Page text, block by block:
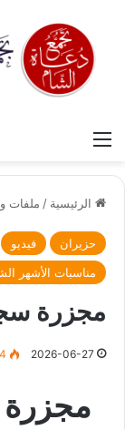
القائمة
الرئيسية / ملفات
حزيران فيديو
مناسبات الأشهر
مجزرة سجن
2026-06-27
مجزرة